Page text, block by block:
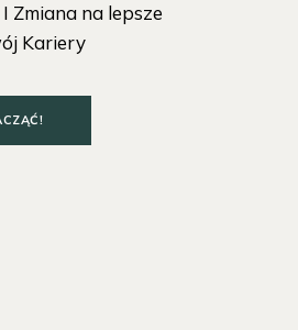
Zmiana na lepsze
Kariery